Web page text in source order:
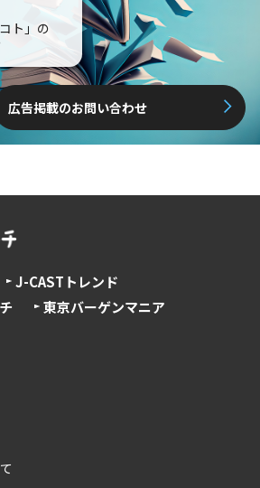
ト」の
広告掲載のお問い合わせ
J-CASTトレンド
東京バーゲンマニア